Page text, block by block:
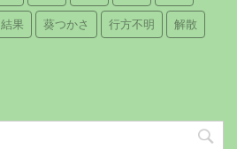
結果 葵つかさ 行方不明 解散